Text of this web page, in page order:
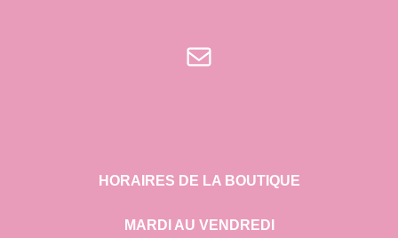
E-mail
HORAIRES DE LA BOUTIQUE
MARDI AU VENDREDI